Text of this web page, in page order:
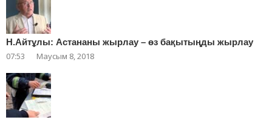
Н.Айтұлы: Астананы жырлау – өз бақытыңды жырлау
07:53 Маусым 8, 2018